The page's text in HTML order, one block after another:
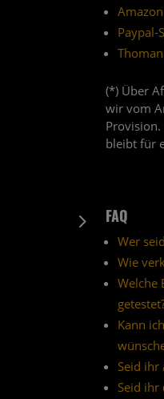
Paypal-
(*) Über
wir vom
bleibt für
5 FAQ
Wer
Wie
Welche
Kann
Seid ihr
Seid ihr